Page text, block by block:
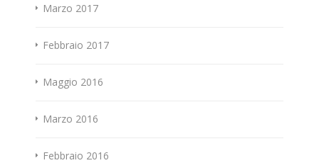
Marzo 2017
Febbraio 2017
Maggio 2016
Marzo 2016
Febbraio 2016